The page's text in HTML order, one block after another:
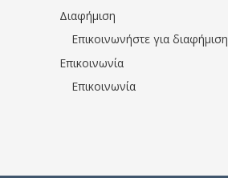
Διαφήμιση
Επικοινωνήστε για διαφήμιση
Επικοινωνία
Επικοινωνία